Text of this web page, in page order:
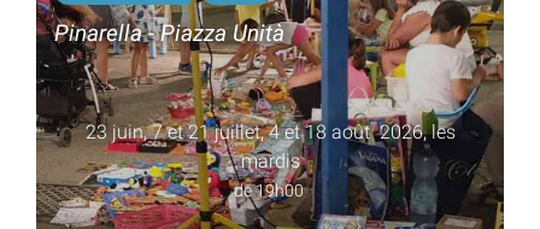
Pinarella - Piazza Unità
23 juin, 7 et 21 juillet, 4 et 18 août 2026, les
mardis
de 19h00